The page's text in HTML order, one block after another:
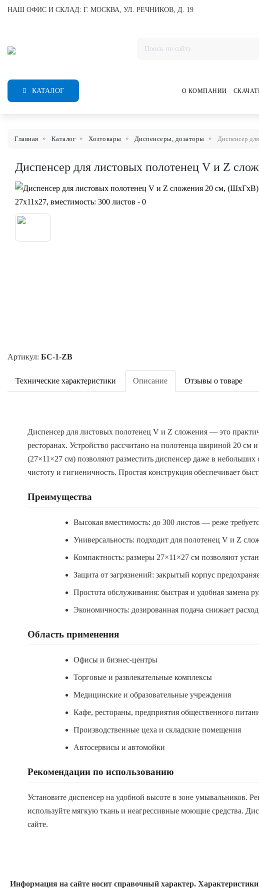
НАШ ОФИС И СКЛАД: Г. МОСКВА, УЛ. РЕЧНИКОВ, Д. 19
КАТАЛОГ О КОМПАНИИ
Главная Каталог Хозтовары Диспенсеры, дозаторы Диспенсер
Диспенсер для листовых полотенец V и Z
Артикул: БС-1-ZB
Технические характеристики Описание Отзывы о товаре
Диспенсер для листовых полотенец V и Z сложения — это
ресторанах. Устройство рассчитано на полотенца шириной 20 см
(27×11×27 см) позволяют разместить диспенсер даже в
чистоту и гигиеничность. Простая конструкция обеспечивает
Преимущества
Высокая вместимость: до 300 листов — реже
Универсальность: подходит для полотенец V и Z
Компактность: размеры 27×11×27 см позволяют
Защита от загрязнений: закрытый корпус
Простота обслуживания: быстрая и удобная замена
Экономичность: дозированная подача снижает
Область применения
Офисы и бизнес-центры
Торговые и развлекательные комплексы
Медицинские и образовательные учреждения
Кафе, рестораны, предприятия общественного
Производственные цеха и складские помещения
Автосервисы и автомойки
Рекомендации по использованию
Установите диспенсер на удобной высоте в зоне умывальников.
используйте мягкую ткань и неагрессивные моющие средства.
сайте.
Информация на сайте носит справочный характер.